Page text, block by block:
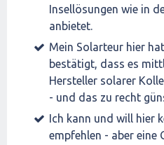
Insellösungen wie in
anbietet.
Mein Solarteur hier
bestätigt, dass es
Hersteller solarer
- und das zu recht
Ich kann und will hier
empfehlen - aber eine